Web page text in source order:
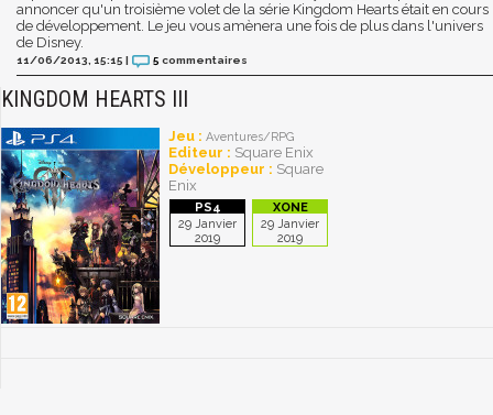
annoncer qu'un troisième volet de la série Kingdom Hearts était en cours
de développement. Le jeu vous amènera une fois de plus dans l'univers
de Disney.
11/06/2013, 15:15 | 5 commentaires
KINGDOM HEARTS III
Jeu : Aventures/RPG
Editeur : Square Enix
Développeur : Square
Enix
29 Janvier
2019
29 Janvier
2019